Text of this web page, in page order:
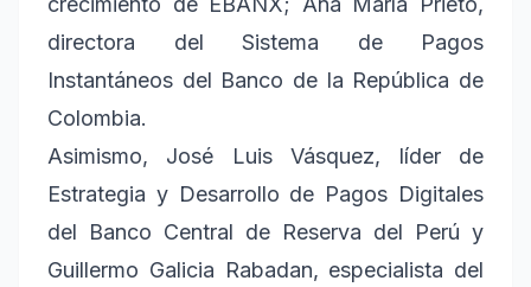
directora del Sistema de Pagos
Instantáneos del Banco de la República de
Colombia.
Asimismo, José Luis Vásquez, líder de
Estrategia y Desarrollo de Pagos Digitales
del Banco Central de Reserva del Perú y
Guillermo Galicia Rabadan, especialista del